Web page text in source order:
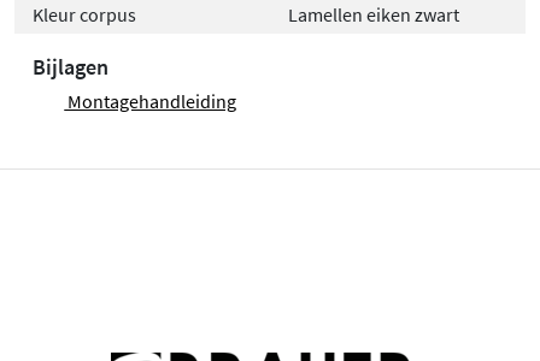
Kleur corpus
Lamellen eiken zwart
Bijlagen
Montagehandleiding